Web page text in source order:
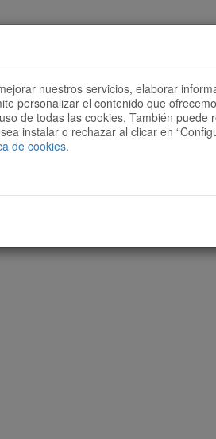
Quieres ser colaborador?
nuestros servicios, elaborar
personalizar el contenido que
de todas las cookies. También
instalar o rechazar al clicar en
de cookies.